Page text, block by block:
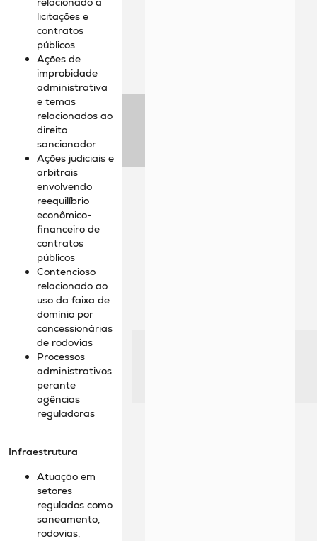
licitações e
contratos
públicos
Ações de
improbidade
administrativa
e temas
relacionados ao
direito
sancionador
Ações judiciais e
arbitrais
envolvendo
reequilíbrio
econômico-
financeiro de
contratos
públicos
Contencioso
relacionado ao
uso da faixa de
domínio por
concessionárias
de rodovias
Processos
administrativos
perante
agências
reguladoras
Infraestrutura
Atuação em
setores
regulados como
saneamento,
rodovias,